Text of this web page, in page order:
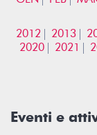
2012
2013
2020
2021
Eventi e